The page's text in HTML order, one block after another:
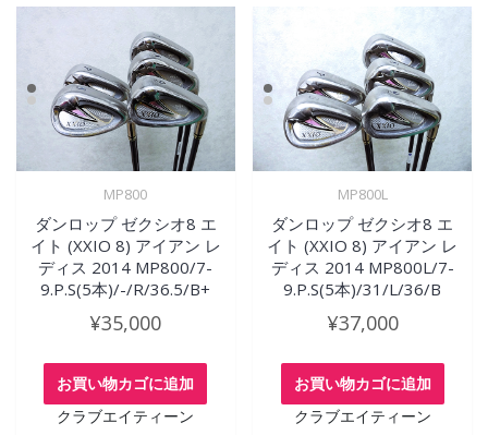
MP800
ダンロップ ゼクシオ8 エ
イト (XXIO 8) アイアン レ
ディス 2014 MP800/7-
9.P.S(5本)/-/R/36.5/B+
¥35,000
お買い物カゴに追加
クラブエイティーン
MP800L
ダンロップ ゼクシオ8 エ
イト (XXIO 8) アイアン レ
ディス 2014 MP800L/7-
9.P.S(5本)/31/L/36/B
¥37,000
お買い物カゴに追加
クラブエイティーン